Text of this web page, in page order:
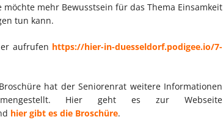
mehr Bewusstsein für das Thema Einsamkeit
tun kann.
aufrufen https://hier-in-duesseldorf.podigee.io/7-
hat der Seniorenrat weitere Informationen
Hier geht es zur Webseite
hier gibt es die Broschüre.